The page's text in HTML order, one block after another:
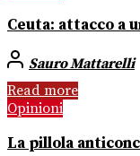
Ceuta: attacco a
Sauro Mattarelli
Read more
Opinioni
La pillola